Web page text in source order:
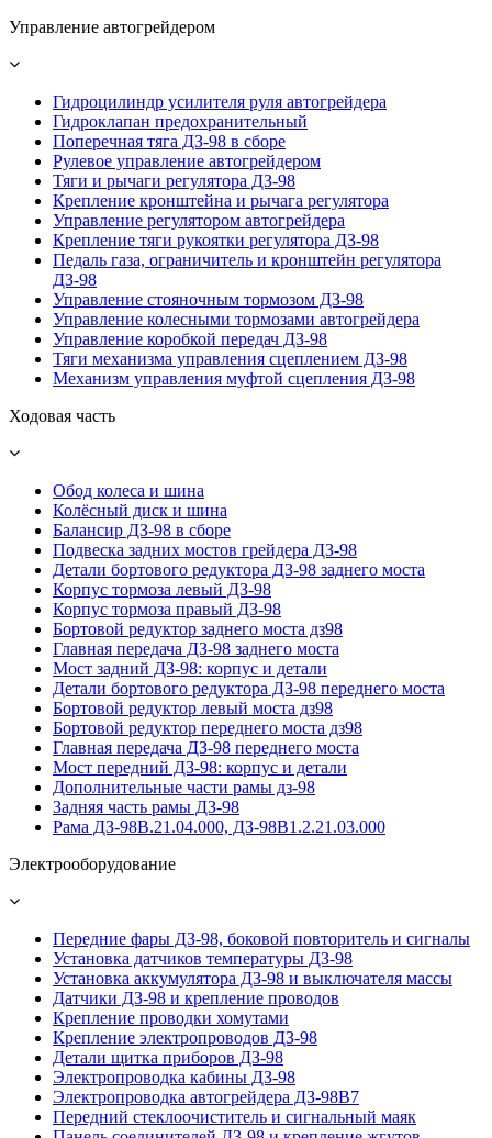
Управление автогрейдером
Гидроцилиндр усилителя руля автогрейдера
Гидроклапан предохранительный
Поперечная тяга ДЗ-98 в сборе
Рулевое управление автогрейдером
Тяги и рычаги регулятора ДЗ-98
Крепление кронштейна и рычага регулятора
Управление регулятором автогрейдера
Крепление тяги рукоятки регулятора ДЗ-98
Педаль газа, ограничитель и кронштейн регулятора
ДЗ-98
Управление стояночным тормозом ДЗ-98
Управление колесными тормозами автогрейдера
Управление коробкой передач ДЗ-98
Тяги механизма управления сцеплением ДЗ-98
Механизм управления муфтой сцепления ДЗ-98
Ходовая часть
Обод колеса и шина
Колёсный диск и шина
Балансир ДЗ-98 в сборе
Подвеска задних мостов грейдера ДЗ-98
Детали бортового редуктора ДЗ-98 заднего моста
Корпус тормоза левый ДЗ-98
Корпус тормоза правый ДЗ-98
Бортовой редуктор заднего моста дз98
Главная передача ДЗ-98 заднего моста
Мост задний ДЗ-98: корпус и детали
Детали бортового редуктора ДЗ-98 переднего моста
Бортовой редуктор левый моста дз98
Бортовой редуктор переднего моста дз98
Главная передача ДЗ-98 переднего моста
Мост передний ДЗ-98: корпус и детали
Дополнительные части рамы дз-98
Задняя часть рамы ДЗ-98
Рама ДЗ-98В.21.04.000, ДЗ-98В1.2.21.03.000
Электрооборудование
Передние фары ДЗ-98, боковой повторитель и сигналы
Установка датчиков температуры ДЗ-98
Установка аккумулятора ДЗ-98 и выключателя массы
Датчики ДЗ-98 и крепление проводов
Крепление проводки хомутами
Крепление электропроводов ДЗ-98
Детали щитка приборов ДЗ-98
Электропроводка кабины ДЗ-98
Электропроводка автогрейдера ДЗ-98В7
Передний стеклоочиститель и сигнальный маяк